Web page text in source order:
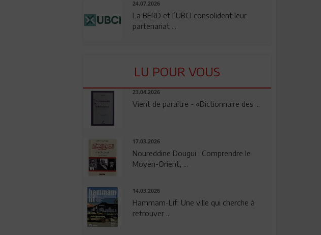
24.07.2026
La BERD et l’UBCI consolident leur
partenariat ...
LU POUR VOUS
23.04.2026
Vient de paraître - «Dictionnaire des ...
17.03.2026
Noureddine Dougui : Comprendre le
Moyen-Orient, ...
14.03.2026
Hammam-Lif: Une ville qui cherche à
retrouver ...